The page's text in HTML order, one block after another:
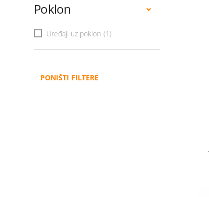
Poklon
Uređaji uz poklon (1)
PONIŠTI FILTERE